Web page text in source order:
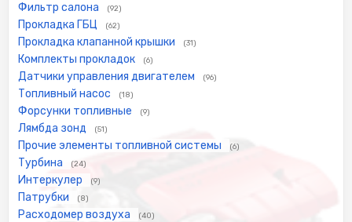
Фильтр салона (92)
Прокладка ГБЦ (62)
Прокладка клапанной крышки (31)
Комплекты прокладок (6)
Датчики управления двигателем (96)
Топливный насос (18)
Форсунки топливные (9)
Лямбда зонд (51)
Прочие элементы топливной системы (6)
Турбина (24)
Интеркулер (9)
Патрубки (8)
Расходомер воздуха (40)